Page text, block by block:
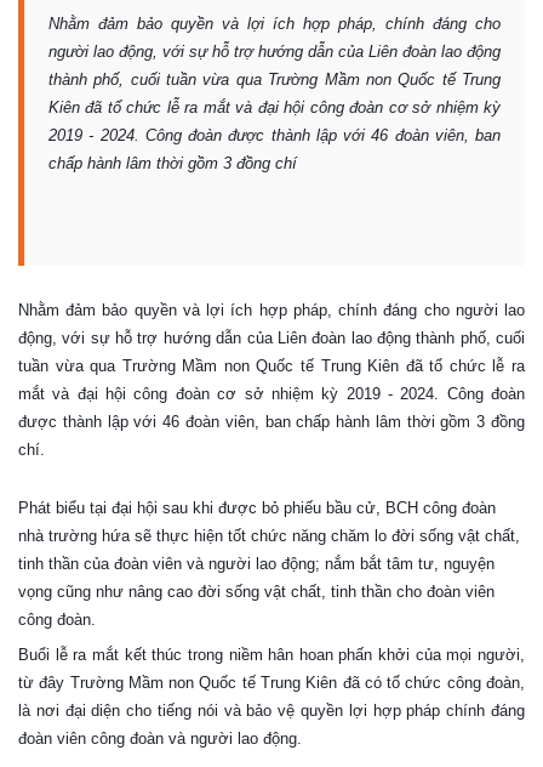
Nhằm đảm bảo quyền và lợi ích hợp pháp, chính đáng cho
người lao động, với sự hỗ trợ hướng dẫn của Liên đoàn lao động
thành phố, cuối tuần vừa qua Trường Mầm non Quốc tế Trung
Kiên đã tổ chức lễ ra mắt và đại hội công đoàn cơ sở nhiệm kỳ
2019 - 2024. Công đoàn được thành lập với 46 đoàn viên, ban
chấp hành lâm thời gồm 3 đồng chí
Nhằm đảm bảo quyền và lợi ích hợp pháp, chính đáng cho người lao
động, với sự hỗ trợ hướng dẫn của Liên đoàn lao động thành phố, cuối
tuần vừa qua Trường Mầm non Quốc tế Trung Kiên đã tổ chức lễ ra
mắt và đại hội công đoàn cơ sở nhiệm kỳ 2019 - 2024. Công đoàn
được thành lập với 46 đoàn viên, ban chấp hành lâm thời gồm 3 đồng
chí.
Phát biểu tại đại hội sau khi được bỏ phiếu bầu cử, BCH công đoàn
nhà trường hứa sẽ thực hiện tốt chức năng chăm lo đời sống vật chất,
tinh thần của đoàn viên và người lao động; nắm bắt tâm tư, nguyện
vọng cũng như nâng cao đời sống vật chất, tinh thần cho đoàn viên
công đoàn.
Buổi lễ ra mắt kết thúc trong niềm hân hoan phấn khởi của mọi người,
từ đây Trường Mầm non Quốc tế Trung Kiên đã có tổ chức công đoàn,
là nơi đại diện cho tiếng nói và bảo vệ quyền lợi hợp pháp chính đáng
đoàn viên công đoàn và người lao động.